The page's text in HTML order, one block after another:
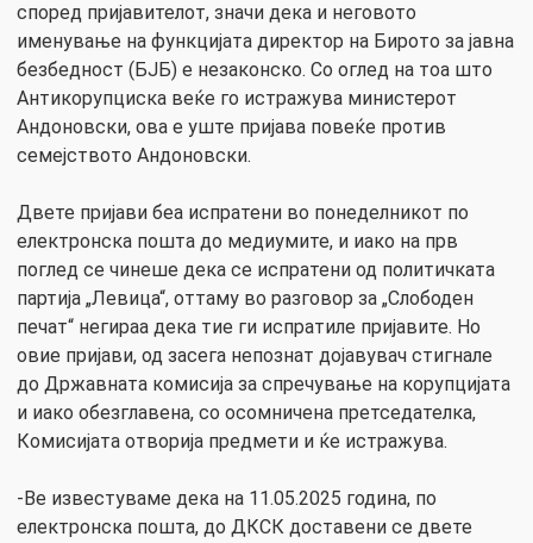
според пријавителот, значи дека и неговото
именување на функцијата директор на Бирото за јавна
безбедност (БЈБ) е незаконско. Со оглед на тоа што
Антикорупциска веќе го истражува министерот
Андоновски, ова е уште пријава повеќе против
семејството Андоновски.
Двете пријави беа испратени во понеделникот по
електронска пошта до медиумите, и иако на прв
поглед се чинеше дека се испратени од политичката
партија „Левица“, оттаму во разговор за „Слободен
печат“ негираа дека тие ги испратиле пријавите. Но
овие пријави, од засега непознат дојавувач стигнале
до Државната комисија за спречување на корупцијата
и иако обезглавена, со осомничена претседателка,
Комисијата отворија предмети и ќе истражува.
-Ве известуваме дека на 11.05.2025 година, по
електронска пошта, до ДКСК доставени се двете